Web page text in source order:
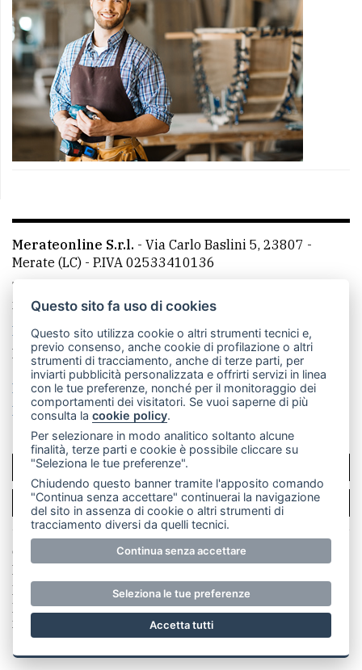
Merateonline S.r.l. - Via Carlo Baslini 5, 23807 -
Merate (LC) - P.IVA 02533410136
Telefono:
mail: redazione@merateonline.it
La redazione
CasateOnline LeccoOnline
RSS
Made by VIP
Privacy policy
Cookie policy
Rivedi le tue scelte sui cookie
SCRIVICI
PER LA TUA PUBBLICITÀ
© Copyright Merateonline S.r.l. - Tutti i diritti riservati.
E' proibita la riproduzione e pubblicazione anche
parziale di testi, articoli e immagini senza la
preventiva autorizzazione scritta dell'editore. RI Lecco
numero Rea LC 291.277 - Capitale sociale 10.329,14 €
Questo sito fa uso di cookies
Questo sito utilizza cookie o altri strumenti tecnici e,
previo consenso, anche cookie di profilazione o altri
strumenti di tracciamento, anche di terze parti, per
inviarti pubblicità personalizzata e offrirti servizi in linea
con le tue preferenze, nonché per il monitoraggio dei
comportamenti dei visitatori. Se vuoi saperne di più
consulta lacookie policy.
Per selezionare in modo analitico soltanto alcune
finalità, terze parti e cookie è possibile cliccare su
"Seleziona le tue preferenze".
Chiudendo questo banner tramite l'apposito comando
"Continua senza accettare" continuerai la navigazione
del sito in assenza di cookie o altri strumenti di
tracciamento diversi da quelli tecnici.
Continua senza accettare
Seleziona le tue preferenze
Accetta tutti